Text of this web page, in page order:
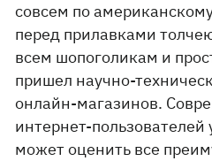
совсем по
перед прилавками
всем шопоголикам и
пришел научно-
онлайн-магазинов.
интернет-
может оценить все